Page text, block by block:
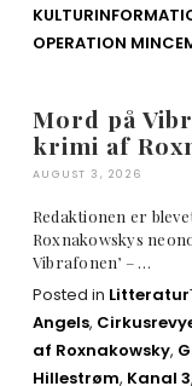
OPERATION
Mord på
krimi af
AUGUST 3, 2026
Redaktionen er
Roxnakowskys
Vibrafonen’ – …
Posted in Litteratur
Angels,
af Roxnakowsky,
Hillestrøm, Kanal 3,